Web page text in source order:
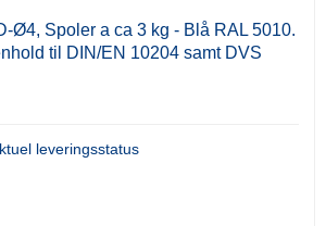
Ø4, Spoler a ca 3 kg - Blå RAL 5010.
til DIN/EN 10204 samt DVS
leveringsstatus